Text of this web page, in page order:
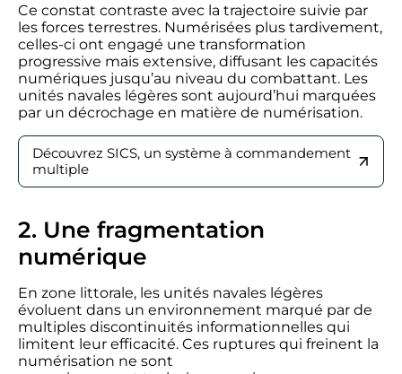
Ce constat contraste avec la trajectoire suivie par
les forces terrestres. Numérisées plus tardivement,
celles-ci ont engagé une transformation
progressive mais extensive, diffusant les capacités
numériques jusqu’au niveau du combattant. Les
unités navales légères sont aujourd’hui marquées
par un décrochage en matière de numérisation.
Découvrez SICS, un système à commandement
multiple
2. Une fragmentation
numérique
En zone littorale, les unités navales légères
évoluent dans un environnement marqué par de
multiples discontinuités informationnelles qui
limitent leur efficacité. Ces ruptures qui freinent la
numérisation ne sont